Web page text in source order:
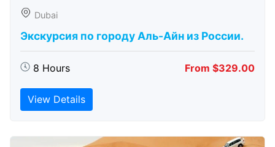
Dubai
Экскурсия по городу Аль-Айн из России.
8 Hours From $329.00
View Details